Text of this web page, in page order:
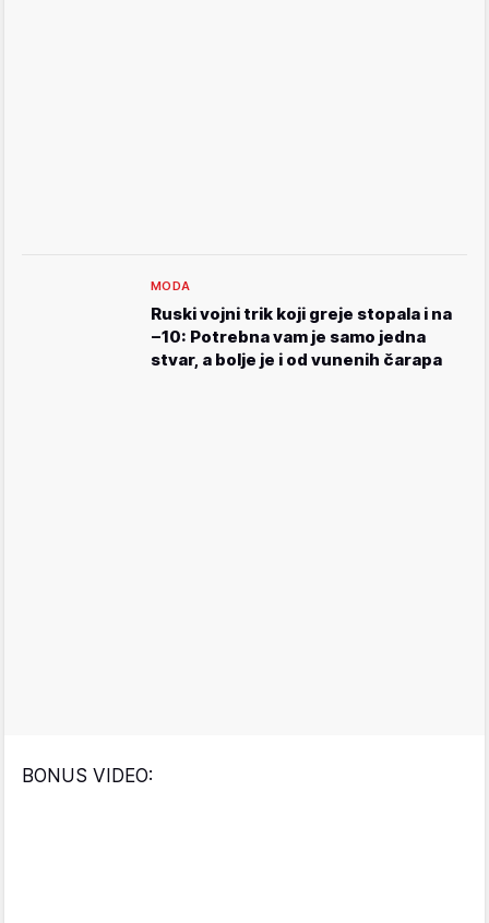
MODA
Ruski vojni trik koji greje stopala i na
−10: Potrebna vam je samo jedna
stvar, a bolje je i od vunenih čarapa
BONUS VIDEO: